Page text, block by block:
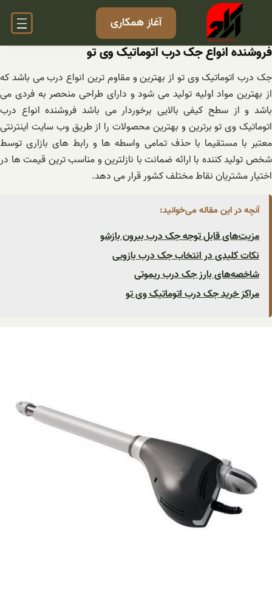
آغاز همکاری
فروشنده انواع جک درب اتوماتیک وی تو
جک درب اتوماتیک وی تو از بهترین و مقاوم ترین انواع درب می باشد که
از بهترین مواد اوليه تولید می شود و دارای طراحی منحصر به فردی می
باشد و از سطح کیفی بالایی برخوردار می باشد فروشنده انواع درب
اتوماتیک وی تو برترین و بهترین محصولات را از طریق وب سایت اینترنتی
معتبر با مستقیما با حذف تمامی واسطه ها و رابط های بازاری توسط
شخص تولید کننده با ارائه ضمانت با نازلترین و مناسب ترین قیمت ها در
اختیار مشتریان نقاط مختلف کشور قرار می دهد.
آنچه در این مقاله می‌خوانید:
مزیت‌های قابل توجه جک درب بیرون بازشو
نکات کلیدی در انتخاب جک درب بازویی
شاخصه‌های بارز جک درب ریموتی
مراکز خرید جک درب اتوماتیک وی تو